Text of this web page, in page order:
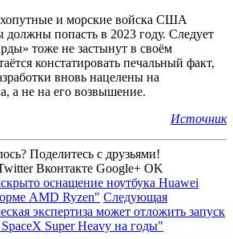
и морские войска США
должны попасть в 2023 году. Следует
тоже не застынут в своём
констатировать печальный факт,
вновь нацелены на
а не на его возвышение.
Источник
Поделитесь с друзьями!
Вконтакте Google+ OK
оснащение ноутбука Huawei
AMD Ryzen" Следующая
экспертиза может отложить запуск
Super Heavy на годы"